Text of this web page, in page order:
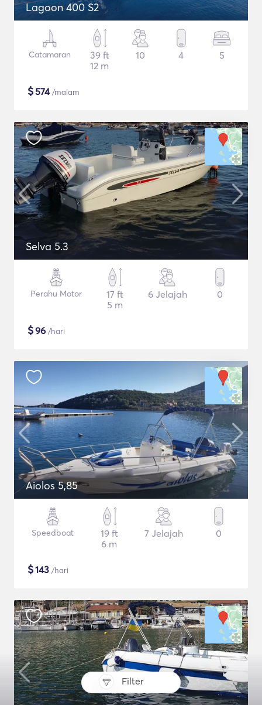
Filter
Lagoon 400 S2
Catamaran
39 ft
12 m
10 4 5
$574/malam
Selva 5.3
Perahu Motor
17 ft
5 m
6 Jelajah 0
$96 /hari
Aiolos 5,85
Speedboat
19 ft
6 m
7 Jelajah 0
$143 /hari